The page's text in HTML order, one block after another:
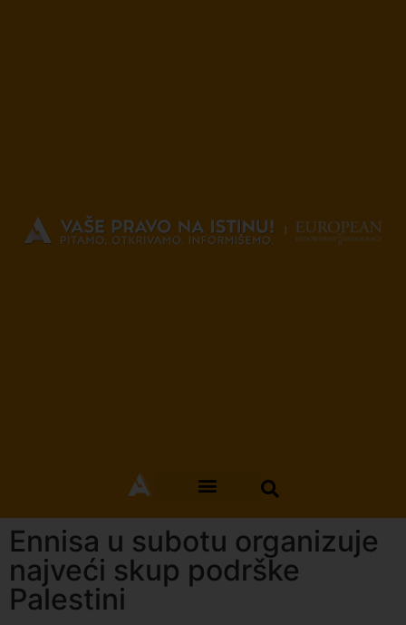
Ennisa u subotu organizuje
najveći skup podrške
Palestini